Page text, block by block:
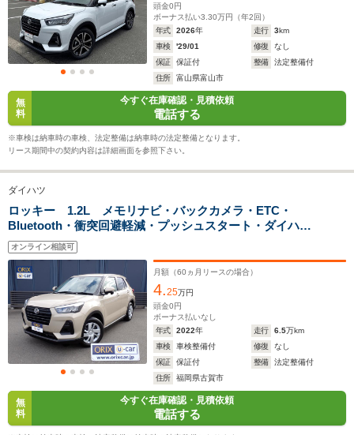
WLTCモード
燃費
排気量
駆動方式
ホイールベース
4WD
ホイールベース
17.4～28.0km/L
└市街地:13.4～
29.6km/L
30.2km/L
FF、4WD
└市街地
└郊外
FF、4WD
頭金0円
ボーナス払い3.30万円（年2回）
年式
2026年 走行 3km
車検
'29/01 修復
なし
保証
保証付 整備
法定整備付
住所
富山県富山市
無
料
今すぐ在庫確認・見積依頼
電話する
※車検は納車時の車検、法定整備は納車時の法定整備となります。
リース期間中の契約内容は詳細画面を参照下さい。
ダイハツ
ロッキー 1.2L メモリナビ・バックカメラ・ETC・
Bluetooth・衝突回避軽減・プッシュスタート・ダイハ
ツ・ロッキー
オンライン相談可
月額（60 ヵ月リースの場合）
4.25万円
頭金0円
ボーナス払いなし
年式
2022年 走行 6.5万km
車検
車検整備付 修復
なし
保証
保証付 整備
法定整備付
住所
福岡県古賀市
無
料
今すぐ在庫確認・見積依頼
電話する